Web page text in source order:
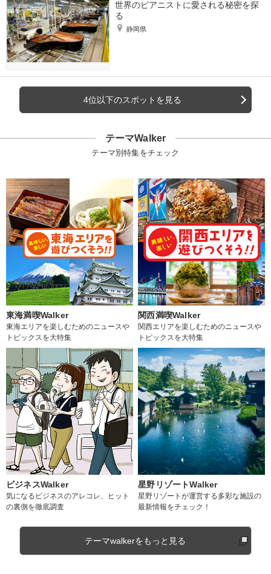
世界のピアニストに愛される秘密を探
る
静岡県
4位以下のスポットを見る
テーマWalker
テーマ別特集をチェック
東海満喫Walker
東海エリアを楽しむためのニュースや
トピックスを大特集
関西満喫Walker
関西エリアを楽しむためのニュースや
トピックスを大特集
ビジネスWalker
気になるビジネスのアレコレ、ヒット
の裏側を徹底調査
星野リゾートWalker
星野リゾートが運営する多彩な施設の
最新情報をチェック！
テーマwalkerをもっと見る